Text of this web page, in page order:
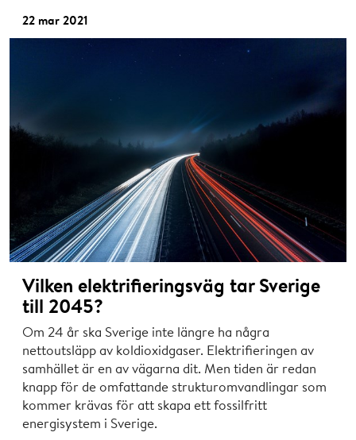
22 mar 2021
Vilken elektrifieringsväg tar Sverige
till 2045?
Om 24 år ska Sverige inte längre ha några
nettoutsläpp av koldioxidgaser. Elektrifieringen av
samhället är en av vägarna dit. Men tiden är redan
knapp för de omfattande strukturomvandlingar som
kommer krävas för att skapa ett fossilfritt
energisystem i Sverige.